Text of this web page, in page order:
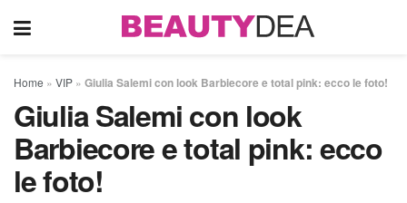
Home » VIP » Giulia Salemi con look Barbiecore e total pink: ecco le foto!
Giulia Salemi con look
Barbiecore e total pink: ecco
le foto!